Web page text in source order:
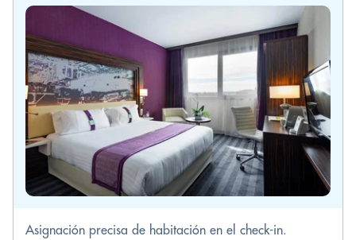
Asignación precisa de habitación en el check-in.